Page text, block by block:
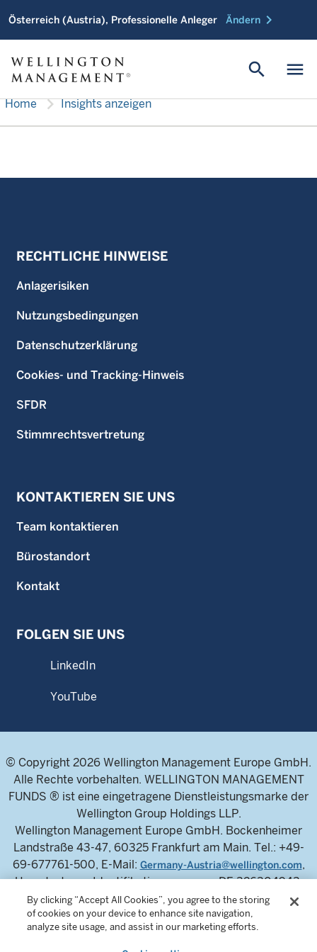
Österreich (Austria), Professionelle Anleger Ändern chevron_right
menu
search
Home chevron_rightInsights anzeigen
RECHTLICHE HINWEISE
Anlagerisiken
Nutzungsbedingungen
Datenschutzerklärung
Cookies- und Tracking-Hinweis
SFDR
Stimmrechtsvertretung
KONTAKTIEREN SIE UNS
Team kontaktieren
Bürostandort
Kontakt
FOLGEN SIE UNS
LinkedIn
YouTube
© Copyright 2026 Wellington Management Europe GmbH.
Alle Rechte vorbehalten. WELLINGTON MANAGEMENT
FUNDS ® ist eine eingetragene Dienstleistungsmarke der
Wellington Group Holdings LLP.
Wellington Management Europe GmbH. Bockenheimer
Landstraße 43-47, 60325 Frankfurt am Main. Tel.: +49-
69-677761-500, E-Mail: Germany-Austria@wellington.com,
Umsatzsteuer-Identifikationsnummer: DE 326304943,
Handelsregister des Amtsgerichts Frankfurt am Main:
HRB 115460.
Die Wellington Management Europe GmbH ist von der
By clicking “Accept All Cookies”, you agree to the storing
of cookies on your device to enhance site navigation,
analyze site usage, and assist in our marketing efforts.